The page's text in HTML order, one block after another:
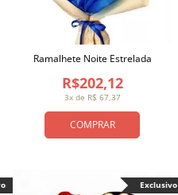
COMPRAR
3x de R$ 67,37
R$202,12
Ramalhete Noite Estrelada
Exclusivo